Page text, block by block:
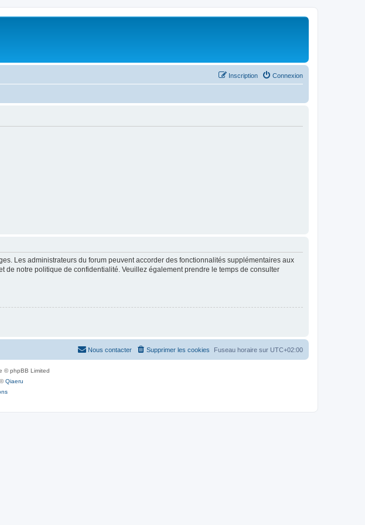
Connexion
Inscription
Les administrateurs du forum peuvent accorder des fonctionnalités supplémentaires aux
de notre politique de confidentialité. Veuillez également prendre le temps de consulter
Fuseau horaire sur UTC+02:00
Supprimer les cookies
Nous contacter
© phpBB Limited
©Qiaeru